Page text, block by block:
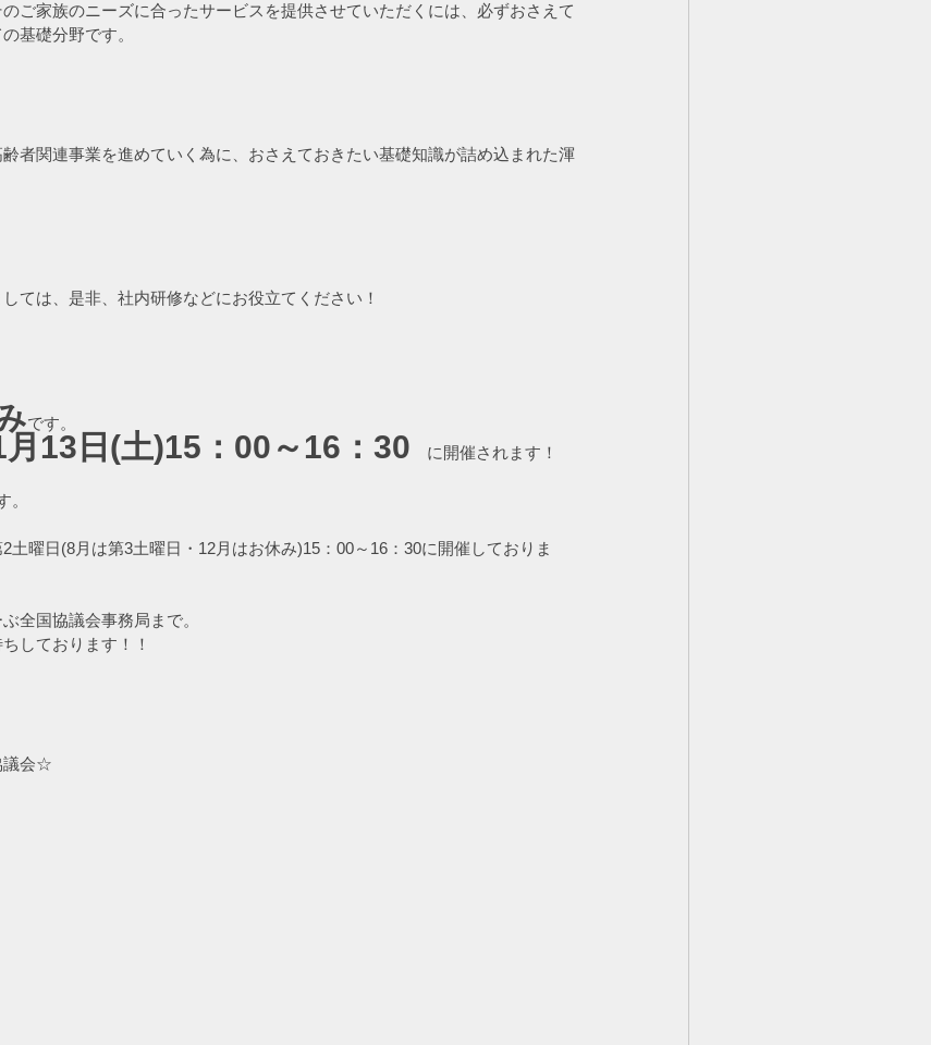
ご家族のニーズに合ったサービスを提供させていただくには、必ずおさえて
基礎分野です。
者関連事業を進めていく為に、おさえておきたい基礎知識が詰め込まれた渾
ては、是非、社内研修などにお役立てください！
です。
13日(土)15：00～16：30 に開催されます！
。
曜日(8月は第3土曜日・12月はお休み)15：00～16：30に開催しておりま
全国協議会事務局まで。
しております！！
議会☆